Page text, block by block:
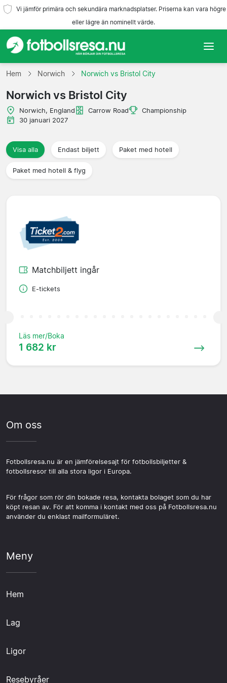
Vi jämför primära och sekundära marknadsplatser. Priserna kan vara högre
eller lägre än nominellt värde.
Hem
Lag
Ligor
Resebyråer
Hem Norwich Norwich vs Bristol City
Norwich vs Bristol City
Norwich, England Carrow Road
Championship
30 januari 2027
Visa alla Endast biljett Paket med hotell
Paket med hotell & flyg
Matchbiljett ingår
E-tickets
Läs mer/Boka
1 682 kr
Om oss
Fotbollsresa.nu är en jämförelsesajt för fotbollsbiljetter &
fotbollsresor till alla stora ligor i Europa.
För frågor som rör din bokade resa, kontakta bolaget som du har
köpt resan av. För att komma i kontakt med oss på Fotbollsresa.nu
använder du enklast mailformuläret.
Meny
Hem
Lag
Ligor
Resebyråer